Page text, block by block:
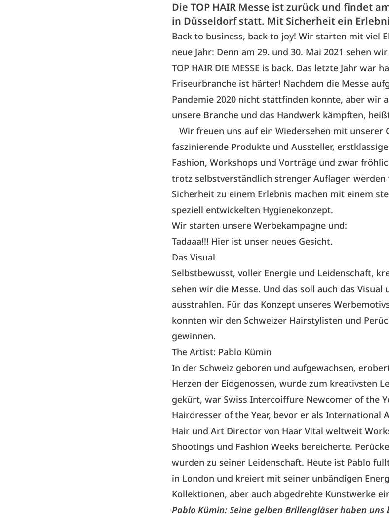
Die TOP HAIR Messe ist zurück und findet
in Düsseldorf statt. Mit Sicherheit ein
Back to business, back to joy! Wir starten mit viel
neue Jahr: Denn am 29. und 30. Mai 2021 sehen
TOP HAIR DIE MESSE is back. Das letzte Jahr war
Friseurbranche ist härter! Nachdem die Messe
Pandemie 2020 nicht stattfinden konnte, aber wir
unsere Branche und das Handwerk kämpften,
Wir freuen uns auf ein Wiedersehen mit unserer
faszinierende Produkte und Aussteller,
Fashion, Workshops und Vorträge und zwar
trotz selbstverständlich strenger Auflagen werden
Sicherheit zu einem Erlebnis machen mit einem
speziell entwickelten Hygienekonzept.
Wir starten unsere Werbekampagne und:
Tadaaa!!! Hier ist unser neues Gesicht.
Das Visual
Selbstbewusst, voller Energie und Leidenschaft,
sehen wir die Messe. Und das soll auch das Visual
ausstrahlen. Für das Konzept unseres
konnten wir den Schweizer Hairstylisten und
gewinnen.
The Artist: Pablo Kümin
In der Schweiz geboren und aufgewachsen,
Herzen der Eidgenossen, wurde zum kreativsten
gekürt, war Swiss Intercoiffure Newcomer of the
Hairdresser of the Year, bevor er als International
Hair und Art Director von Haar Vital weltweit
Shootings und Fashion Weeks bereicherte.
wurden zu seiner Leidenschaft. Heute ist Pablo
in London und kreiert mit seiner unbändigen
Kollektionen, aber auch abgedrehte Kunstwerke
Pablo Kümin: Seine gelben Brillengläser haben uns